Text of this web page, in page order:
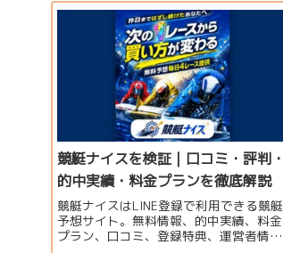
競艇ナイスを検証｜口コミ・評判・
的中実績・料金プランを徹底解説
競艇ナイスはLINE登録で利用できる競艇
予想サイト。無料情報、的中実績、料金
プラン、口コミ、登録特典、運営者情報